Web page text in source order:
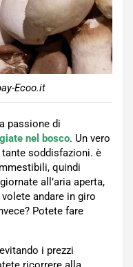
Ecoo.it
passione di
nel bosco. Un vero
tante soddisfazioni. è
quindi
all’aria aperta,
andare in giro
Potete fare
i prezzi